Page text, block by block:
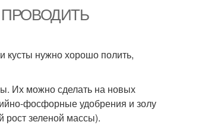
ПРОВОДИТЬ
кусты нужно хорошо полить,
Их можно сделать на новых
фосфорные удобрения и золу
рост зеленой массы).